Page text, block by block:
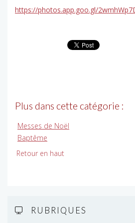
https://photos.app.goo.gl/
Plus dans cette catégorie :
Messes de Noël
Baptême
Retour en haut
RUBRIQUES